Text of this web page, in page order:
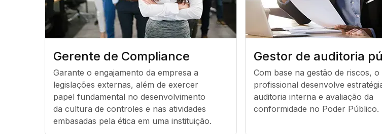
Gerente de Compliance
Garante o engajamento da empresa a
legislações externas, além de exercer
papel fundamental no desenvolvimento
da cultura de controles e nas atividades
embasadas pela ética em uma instituição.
Gestor de auditoria
Com base na gestão de riscos, o
profissional desenvolve
auditoria interna e avaliação da
conformidade no Poder Público.